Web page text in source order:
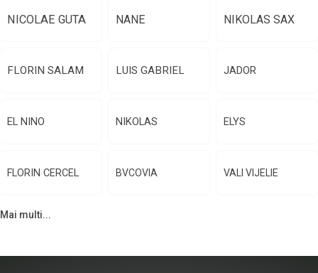
NICOLAE GUTA NANE NIKOLAS SAX
FLORIN SALAM LUIS GABRIEL JADOR
EL NINO NIKOLAS ELYS
FLORIN CERCEL BVCOVIA VALI VIJELIE
Mai multi...